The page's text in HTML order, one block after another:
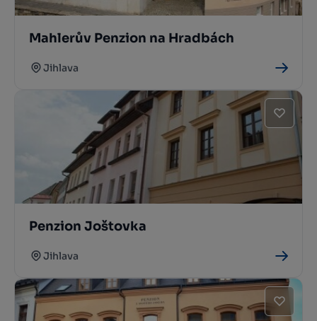
Mahlerův Penzion na Hradbách
Jihlava
Penzion Joštovka
Jihlava